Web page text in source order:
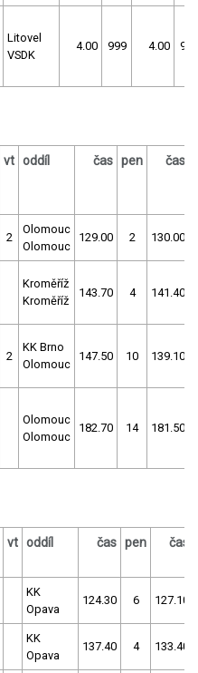
Litovel
VSDK
4.00 999 4.00 999
vt oddíl čas pen čas
2
Olomouc
Olomouc
129.00 2 130.00
Kroměříž
Kroměříž
143.70 4 141.40
2
KK Brno
Olomouc
147.50 10 139.10
Olomouc
Olomouc
182.70 14 181.50
vt oddíl čas pen čas
KK
Opava
124.30 6 127.10
KK
Opava
137.40 4 133.40